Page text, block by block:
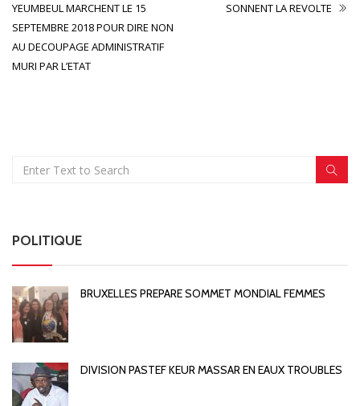
YEUMBEUL MARCHENT LE 15
SEPTEMBRE 2018 POUR DIRE NON
AU DECOUPAGE ADMINISTRATIF
MURI PAR L’ETAT
SONNENT LA REVOLTE
POLITIQUE
BRUXELLES PREPARE SOMMET MONDIAL FEMMES
DIVISION PASTEF KEUR MASSAR EN EAUX TROUBLES